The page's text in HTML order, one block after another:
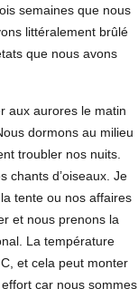
semaines que nous
littéralement brûlé
que nous avons
aux aurores le matin
dormons au milieu
troubler nos nuits.
chants d’oiseaux. Je
tente ou nos affaires
et nous prenons la
La température
et cela peut monter
car nous sommes